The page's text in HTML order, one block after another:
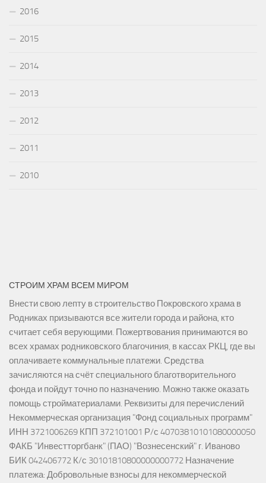
2016
2015
2014
2013
2012
2011
2010
СТРОИМ ХРАМ ВСЕМ МИРОМ
Внести свою лепту в строительство Покровского храма в
Родниках призываются все жители города и района, кто
считает себя верующими. Пожертвования принимаются во
всех храмах родниковского благочиния, в кассах РКЦ, где вы
оплачиваете коммунальные платежи. Средства
зачисляются на счёт специального благотворительного
фонда и пойдут точно по назначению. Можно также оказать
помощь стройматериалами. Реквизиты для перечислений
Некоммерческая организация "Фонд социальных программ"
ИНН 3721006269 КПП 372101001 Р/с 40703810101080000050
ФАКБ "Инвестторгбанк" (ПАО) "Вознесенский" г. Иваново
БИК 042406772 К/с 30101810800000000772 Назначение
платежа: Добровольные взносы для некоммерческой